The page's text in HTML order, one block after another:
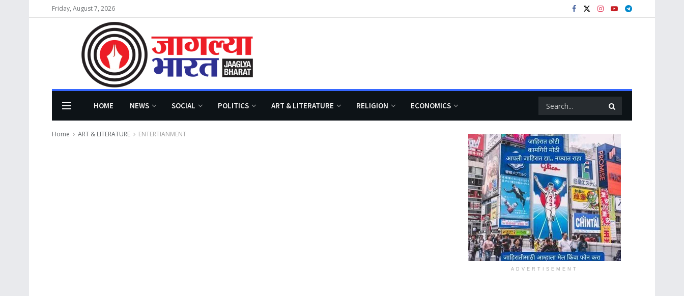
Friday, August 7, 2026
HOME NEWS SOCIAL POLITICS ART & LITERATURE RELIGION ECONOMICS
Home ART & LITERATURE ENTERTIANMENT
ADVERTISEMENT